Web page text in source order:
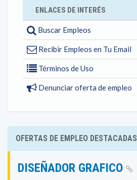
ENLACES DE INTERÉS
Buscar Empleos
Recibir Empleos en Tu Email
Términos de Uso
Denunciar oferta de empleo
OFERTAS DE EMPLEO DESTACADAS
DISEÑADOR GRAFICO